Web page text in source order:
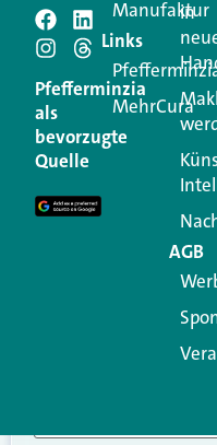
Schreiben
Kommentar
Ihre E-Mail-Adresse
Erforderliche Felder
Kommentar
Pfefferminzia
als
bevorzugte
Quelle
Manufaktur
Links
MehrCura
in
AGB